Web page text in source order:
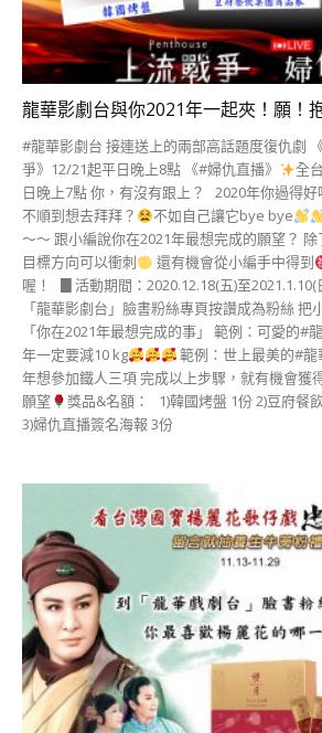
龍華影劇台與你2021年一起夾！願！
#龍華影劇台 接連送上的兩部高話題度復仇劇
爭》12/21起平日晚上8點 《#婦仇直播》
全
日晚上7點 你，有沒有跟上？ 2020年你過得好
不順到想去拜拜？
不如自己讓它bye bye
～～ 跟小編說你在2021年最想完成的願望？
目標方向可以衝刺
還有機會從小編手中得到
喔！ ▊活動期間：2020.12.18(五)至
「龍華影劇台」臉書粉絲專頁按讚成為粉絲 把
「你在2021年最想完成的事」 範例：可愛的#
年一定要減10 kg
範例：世上最美的#龍
年想參加鐵人三項 完成以上步驟，就有機會獲
願望
獎品&名額： 1)韓國烤盤 1份 2)豆府餐
3)婦仇直播簽名海報 3份